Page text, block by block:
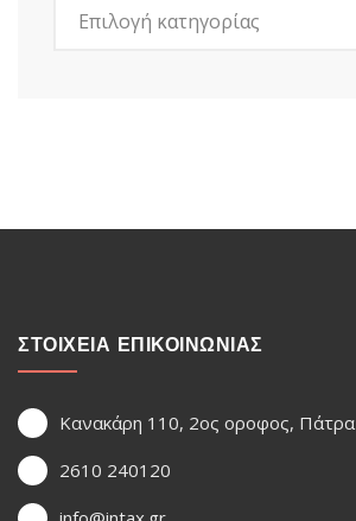
ΣΤΟΙΧΕΙΑ ΕΠΙΚΟΙΝΩΝΙΑΣ
Κανακάρη 110, 2ος οροφος, Πάτρα
2610 240120